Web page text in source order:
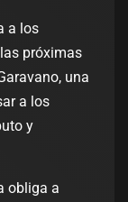
a los
próximas
una
a los
y
obliga a